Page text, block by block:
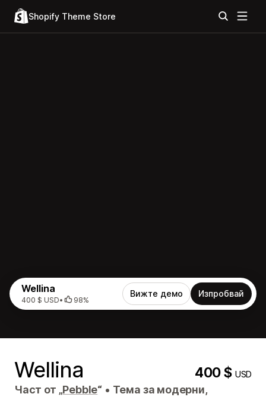
Shopify Theme Store
Wellina
400 $ USD• 98%
Вижте демо Изпробвай
Wellina 400 $USD
Част от „Pebble“ • Тема за модерни,